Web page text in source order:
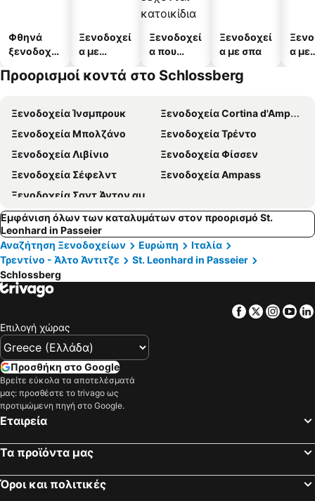
Φθηνά
ξενοδοχεί
Ξενοδοχεί
α με
Ξενοδοχεί
α που
κατοικίδι
Ξενοδοχεί
α με σπα
α με
Προορισμοί κοντά στο Schlossberg
Ξενοδοχεία Ίνσμπρουκ
Ξενοδοχεία Cortina d'Ampezzo
Ξενοδοχεία Μπολζάνο
Ξενοδοχεία Τρέντο
Ξενοδοχεία Λιβίνιο
Ξενοδοχεία Φίσσεν
Ξενοδοχεία Σέφελντ
Ξενοδοχεία Ampass
Ξενοδοχεία Σαντ Άντον αμ 'Αρλμπεργκ
Εμφάνιση όλων των καταλυμάτων στον προορισμό St.
Leonhard in Passeier
Αναζήτηση Ξενοδοχείων
Ευρώπη
Ιταλία
Τρεντίνο - Άλτο Άντιτζε
St. Leonhard in Passeier
Schlossberg
Facebook
Twitter
Επιλογή χώρας
Προσθήκη στο Google
Βρείτε εύκολα τα αποτελέσματά
μας: προσθέστε το trivago ως
προτιμώμενη πηγή στο Google.
Εταιρεία
Τα προϊόντα μας
Όροι και πολιτικές